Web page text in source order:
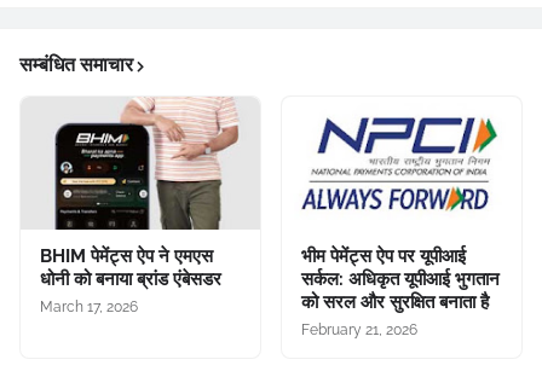
सम्बंधित समाचार
BHIM पेमेंट्स ऐप ने एमएस
धोनी को बनाया ब्रांड एंबेसडर
March 17, 2026
भीम पेमेंट्स ऐप पर यूपीआई
सर्कल: अधिकृत यूपीआई भुगतान
को सरल और सुरक्षित बनाता है
February 21, 2026